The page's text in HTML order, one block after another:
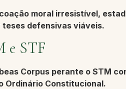
moral irresistível,
defensivas viáveis.
e STF
Corpus perante o STM
Ordinário Constitucional.